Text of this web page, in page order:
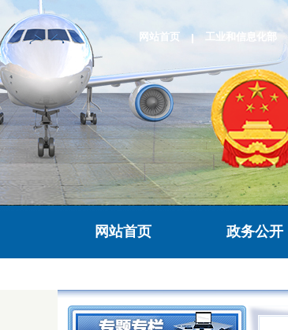
网站首页 工业和信息化部
网站首页 政务公开